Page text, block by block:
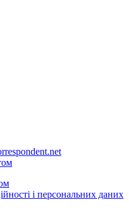
і персональних даних